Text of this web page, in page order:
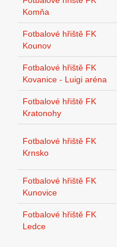
Komňa
Fotbalové hřiště FK
Kounov
Fotbalové hřiště FK
Kovanice - Luigi aréna
Fotbalové hřiště FK
Kratonohy
Fotbalové hřiště FK
Krnsko
Fotbalové hřiště FK
Kunovice
Fotbalové hřiště FK
Ledce